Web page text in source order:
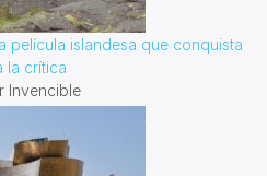
película islandesa que conquista
la crítica
Invencible